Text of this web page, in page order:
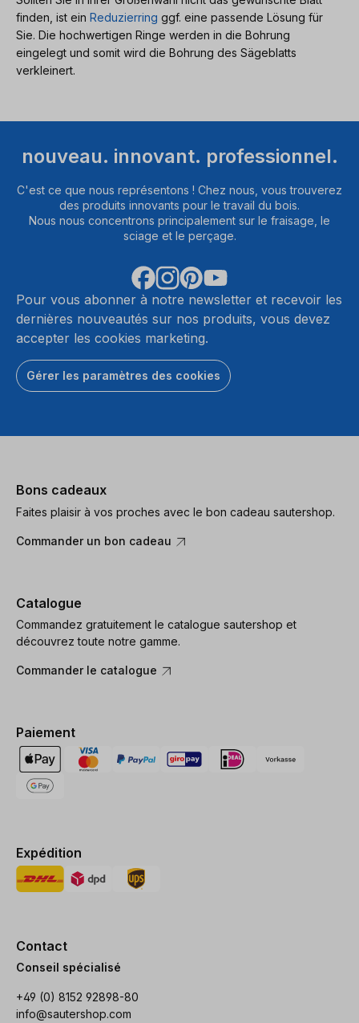
finden, ist ein Reduzierring ggf. eine passende Lösung für
Sie. Die hochwertigen Ringe werden in die Bohrung
eingelegt und somit wird die Bohrung des Sägeblatts
verkleinert.
nouveau. innovant. professionnel.
C'est ce que nous représentons ! Chez nous, vous trouverez
des produits innovants pour le travail du bois.
Nous nous concentrons principalement sur le fraisage, le
sciage et le perçage.
Pour vous abonner à notre newsletter et recevoir les
dernières nouveautés sur nos produits, vous devez
accepter les cookies marketing.
Gérer les paramètres des cookies
Bons cadeaux
Faites plaisir à vos proches avec le bon cadeau sautershop.
Commander un bon cadeau
Catalogue
Commandez gratuitement le catalogue sautershop et
découvrez toute notre gamme.
Commander le catalogue
Paiement
Expédition
Contact
Conseil spécialisé
+49 (0) 8152 92898-80
info@sautershop.com